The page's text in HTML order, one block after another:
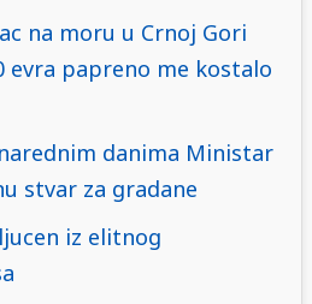
na moru u Crnoj Gori
evra papreno me kostalo
danima Ministar
stvar za gradane
iz elitnog